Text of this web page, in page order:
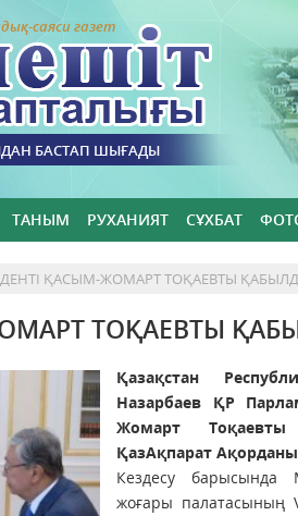
саяси газет
БАСТАП ШЫҒАДЫ
ТАНЫМ РУХАНИЯТ СҰХБАТ
ҚАСЫМ-ЖОМАРТ ТОҚАЕВТЫ
ТОҚАЕВТЫ
Қазақстан
Назарбаев ҚР
Жомарт
ҚазАқпарат
Кездесу барысында
жоғары палатасының